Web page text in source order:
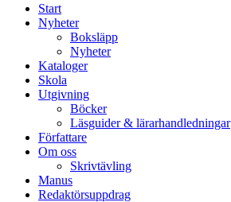
Start
Nyheter
Boksläpp
Nyheter
Kataloger
Skola
Utgivning
Böcker
Läsguider & lärarhandledningar
Författare
Om oss
Skrivtävling
Manus
Redaktörsuppdrag